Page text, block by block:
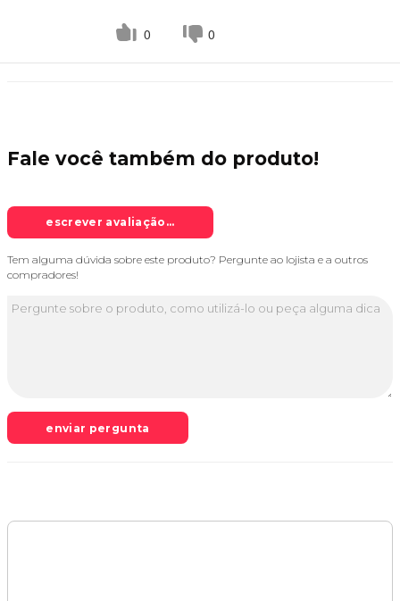
0 0
Fale você também do produto!
escrever avaliação...
Tem alguma dúvida sobre este produto? Pergunte ao lojista e a outros
compradores!
enviar pergunta